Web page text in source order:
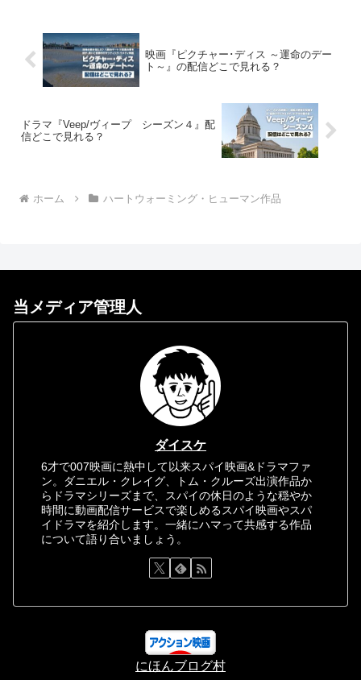
映画『ピクチャー･ディス ～運命のデー
ト～』の配信どこで見れる？
ドラマ『Veep/ヴィープ シーズン４』配
信どこで見れる？
ホーム ハートウォーミング・ヒューマン作品
当メディア管理人
ダイスケ
6才で007映画に熱中して以来スパイ映画&ドラマファ
ン。ダニエル・クレイグ、トム・クルーズ出演作品か
らドラマシリーズまで、スパイの休日のような穏やか
時間に動画配信サービスで楽しめるスパイ映画やスパ
イドラマを紹介します。一緒にハマって共感する作品
について語り合いましょう。
にほんブログ村